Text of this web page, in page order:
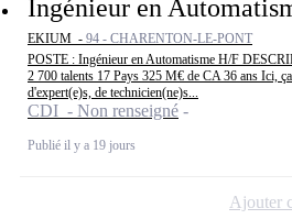
Ingénieur en
EKIUM - 94 - CHARENTON-LE-PONT
POSTE : Ingénieur en Automatisme H/F
2 700 talents 17 Pays 325 M€ de CA 36 ans Ici,
d'expert(e)s, de technicien(ne)s...
CDI - Non renseigné
Publié il y a 19 jours
Ajouter